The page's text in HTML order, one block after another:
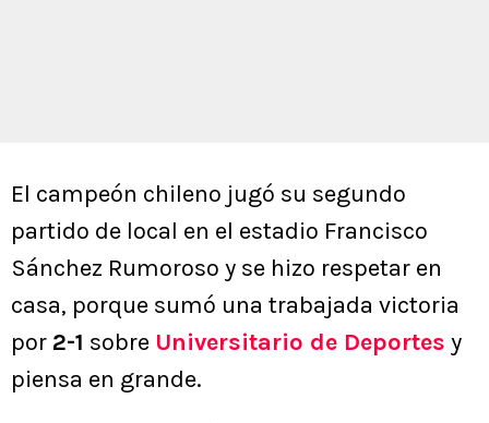
El campeón chileno jugó su segundo
partido de local en el estadio Francisco
Sánchez Rumoroso y se hizo respetar en
casa, porque sumó una trabajada victoria
por 2-1 sobre Universitario de Deportes y
piensa en grande.